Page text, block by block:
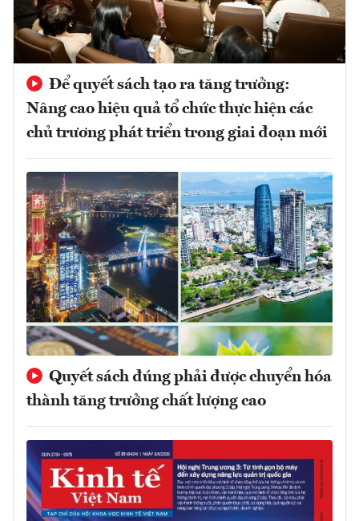
Để quyết sách tạo ra tăng trưởng:
Nâng cao hiệu quả tổ chức thực hiện các
chủ trương phát triển trong giai đoạn mới
Quyết sách đúng phải được chuyển hóa
thành tăng trưởng chất lượng cao